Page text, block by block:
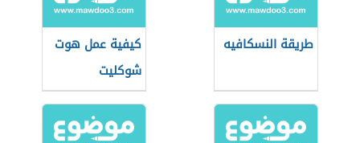
طريقة النسكافيه
كيفية عمل هوت
شوكليت